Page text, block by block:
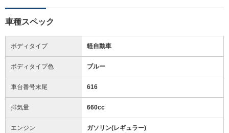
車種スペック
ボディタイプ 軽自動車
ボディタイプ色 ブルー
車台番号末尾 616
排気量 660cc
エンジン ガソリン(レギュラー)